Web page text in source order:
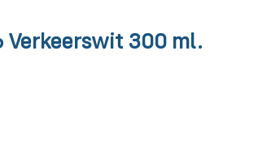
Verkeerswit 300 ml.